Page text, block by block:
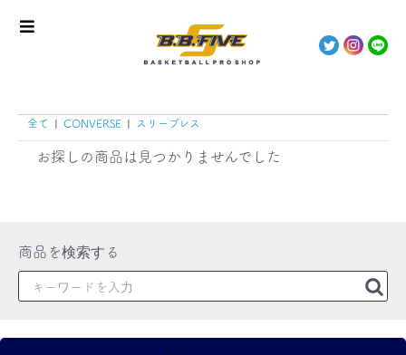
全て | CONVERSE | スリーブレス
お探しの商品は見つかりませんでした